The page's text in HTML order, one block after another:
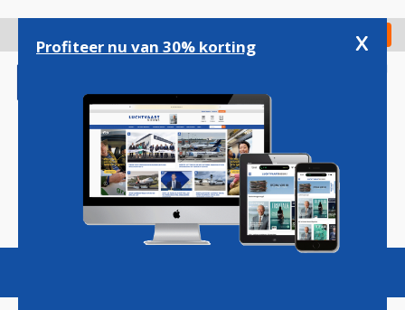
gaan
Check in
Magazine Podcasts Vacatures
Profiteer nu van 30% korting x